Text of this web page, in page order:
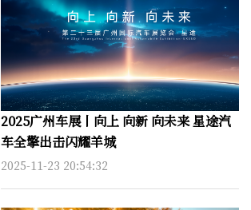
2025广州车展丨向上 向新 向未来 星途汽
车全擎出击闪耀羊城
2025-11-23 20:54:32